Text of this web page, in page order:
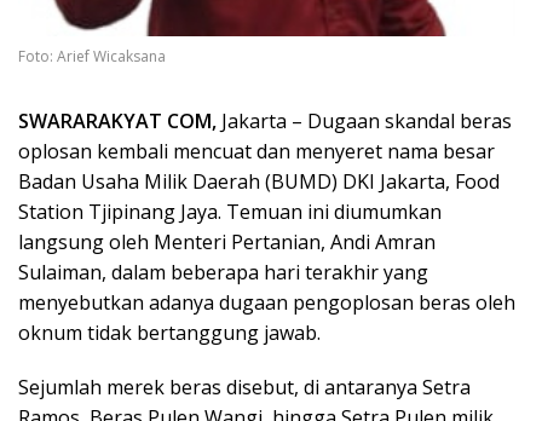
Foto: Arief Wicaksana
SWARARAKYAT COM, Jakarta – Dugaan skandal beras
oplosan kembali mencuat dan menyeret nama besar
Badan Usaha Milik Daerah (BUMD) DKI Jakarta, Food
Station Tjipinang Jaya. Temuan ini diumumkan
langsung oleh Menteri Pertanian, Andi Amran
Sulaiman, dalam beberapa hari terakhir yang
menyebutkan adanya dugaan pengoplosan beras oleh
oknum tidak bertanggung jawab.
Sejumlah merek beras disebut, di antaranya Setra